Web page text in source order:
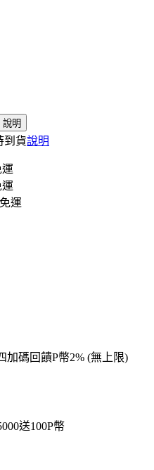
說明
到貨說明
運
加碼回饋P幣2% (無上限)
送100P幣